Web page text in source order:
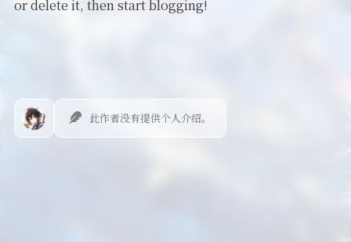
or delete it, then start blogging!
此作者没有提供个人介绍。